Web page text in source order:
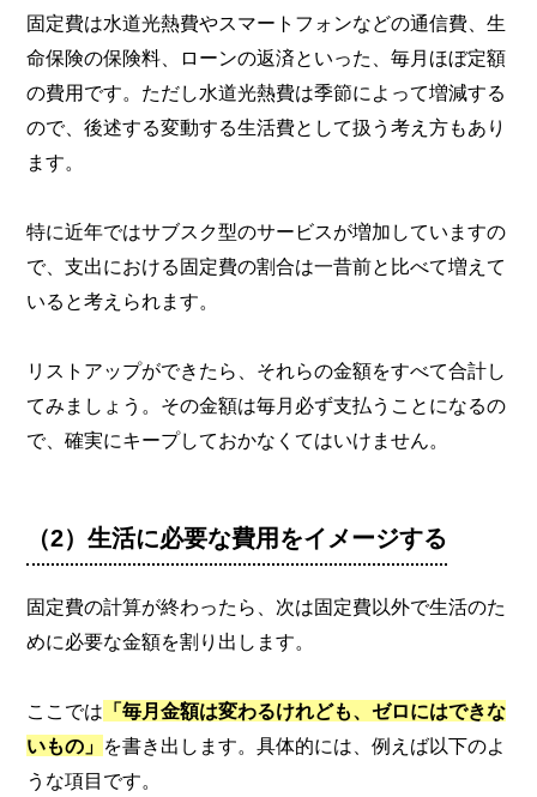
固定費は水道光熱費やスマートフォンなどの通信費、生
命保険の保険料、ローンの返済といった、毎月ほぼ定額
の費用です。ただし水道光熱費は季節によって増減する
ので、後述する変動する生活費として扱う考え方もあり
ます。
特に近年ではサブスク型のサービスが増加していますの
で、支出における固定費の割合は一昔前と比べて増えて
いると考えられます。
リストアップができたら、それらの金額をすべて合計し
てみましょう。その金額は毎月必ず支払うことになるの
で、確実にキープしておかなくてはいけません。
（2）生活に必要な費用をイメージする
固定費の計算が終わったら、次は固定費以外で生活のた
めに必要な金額を割り出します。
ここでは 「毎月金額は変わるけれども、ゼロにはできな
いもの」 を書き出します。具体的には、例えば以下のよ
うな項目です。